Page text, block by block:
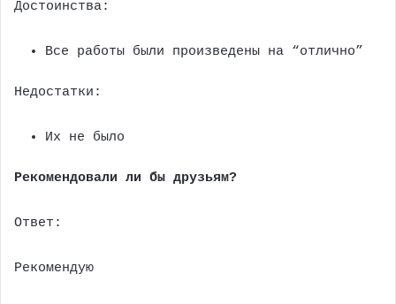
Достоинства:
Все работы были произведены на “отлично”
Недостатки:
Их не было
Рекомендовали ли бы друзьям?
Ответ:
Рекомендую